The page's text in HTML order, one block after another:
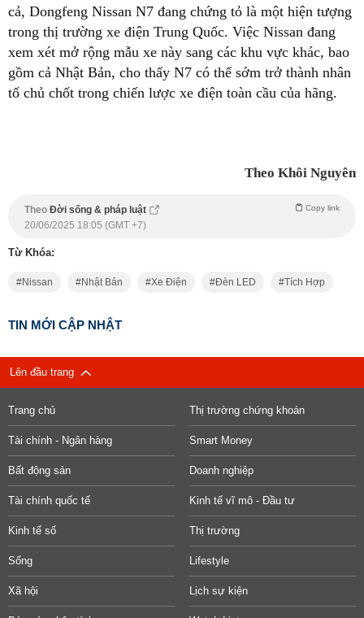
cả, Dongfeng Nissan N7 đang chứng tỏ là một hiện tượng
trong thị trường xe điện Trung Quốc. Việc Nissan đang
xem xét mở rộng mẫu xe này sang các khu vực khác, bao
gồm cả Nhật Bản, cho thấy N7 có thể sớm trở thành nhân
tố chủ chốt trong chiến lược xe điện toàn cầu của hãng.
Theo Khôi Nguyên
Theo Đời sống & pháp luật Copy link
20/06/2025 18:05 (GMT +7)
Từ Khóa:
Nissan Nhật Bản Xe Điện Đèn LED Tích Hợp
TIN MỚI CẬP NHẬT
Lên đầu trang
Trang chủ Thị trường chứng khoán
Tài chính - Ngân hàng Smart Money
Bất động sản Doanh nghiệp
Tài chính quốc tế Kinh tế vĩ mô - Đầu tư
Kinh tế số Thị trường
Sống Lifestyle
Xã hội Lịch sự kiện